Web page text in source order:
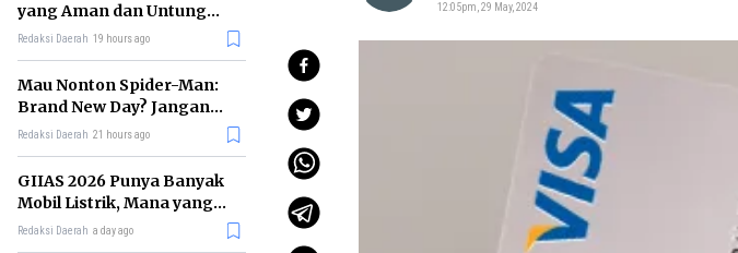
yang Aman dan Untung
untuk Pemula
Redaksi Daerah 19 hours ago
Mau Nonton Spider-Man:
Brand New Day? Jangan
Lewatkan 6 Film Penting
Redaksi Daerah 21 hours ago
GIIAS 2026 Punya Banyak
Mobil Listrik, Mana yang
Cocok untuk Gaji Rp10 Juta?
Redaksi Daerah a day ago
12:05pm, 29 May, 2024